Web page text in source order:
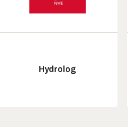
Hydrolog